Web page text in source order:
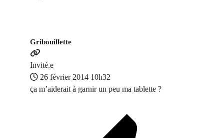
Gribouillette
Invité.e
26 février 2014 10h32
ça m’aiderait à garnir un peu ma tablette ?